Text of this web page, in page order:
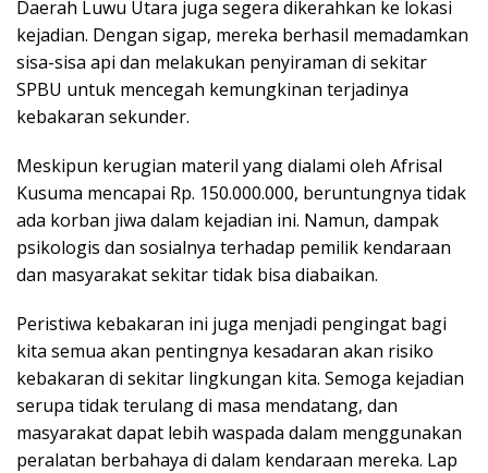
Daerah Luwu Utara juga segera dikerahkan ke lokasi
kejadian. Dengan sigap, mereka berhasil memadamkan
sisa-sisa api dan melakukan penyiraman di sekitar
SPBU untuk mencegah kemungkinan terjadinya
kebakaran sekunder.
Meskipun kerugian materil yang dialami oleh Afrisal
Kusuma mencapai Rp. 150.000.000, beruntungnya tidak
ada korban jiwa dalam kejadian ini. Namun, dampak
psikologis dan sosialnya terhadap pemilik kendaraan
dan masyarakat sekitar tidak bisa diabaikan.
Peristiwa kebakaran ini juga menjadi pengingat bagi
kita semua akan pentingnya kesadaran akan risiko
kebakaran di sekitar lingkungan kita. Semoga kejadian
serupa tidak terulang di masa mendatang, dan
masyarakat dapat lebih waspada dalam menggunakan
peralatan berbahaya di dalam kendaraan mereka. Lap